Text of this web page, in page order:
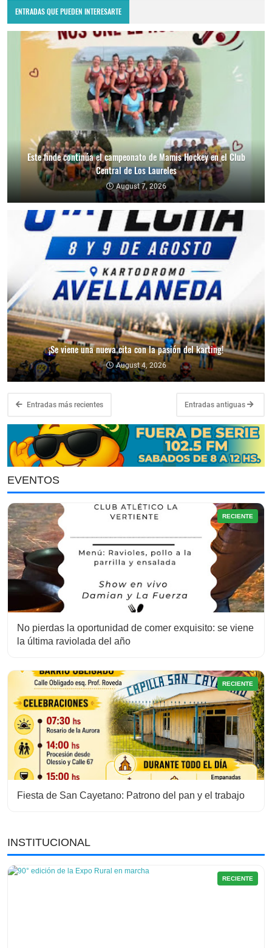
ENTRADAS QUE PUEDEN INTERESARTE
Este finde continúa el campeonato de Mamis Hockey en el Club
Central de Los Laureles
August 7, 2026
¡Se viene una nueva cita con la pasión del karting!
August 4, 2026
Entradas más recientes Entradas antiguas
EVENTOS
RECIENTE
No pierdas la oportunidad de comer exquisito: se viene
la última raviolada del año
RECIENTE
Fiesta de San Cayetano: Patrono del pan y el trabajo
INSTITUCIONAL
RECIENTE